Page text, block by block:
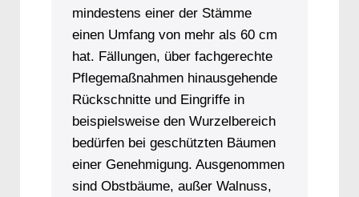
mindestens einer der Stämme
einen Umfang von mehr als 60 cm
hat. Fällungen, über fachgerechte
Pflegemaßnahmen hinausgehende
Rückschnitte und Eingriffe in
beispielsweise den Wurzelbereich
bedürfen bei geschützten Bäumen
einer Genehmigung. Ausgenommen
sind Obstbäume, außer Walnuss,